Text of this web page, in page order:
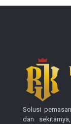
Solusi
dan